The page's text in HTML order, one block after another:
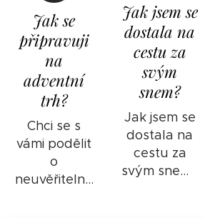
Jak se
připravuji
na
adventní
trh?
Chci se s
vámi podělit
o
neuvěřitelné
Jak jsem se
dostala na
cestu za
svým
snem?
Jak jsem se
dostala na
cestu za
svým snem?